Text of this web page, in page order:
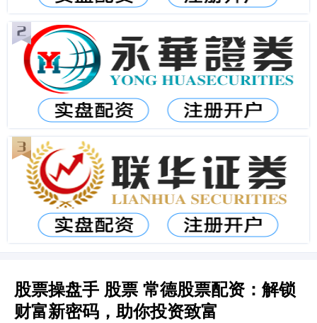
股票操盘手 股票 常德股票配资：解锁
财富新密码，助你投资致富